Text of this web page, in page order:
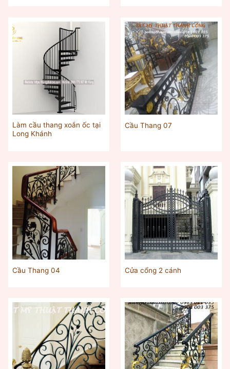
Làm cầu thang xoắn ốc tại
Long Khánh
Cầu Thang 07
Cầu Thang 04 Cửa cổng 2 cánh